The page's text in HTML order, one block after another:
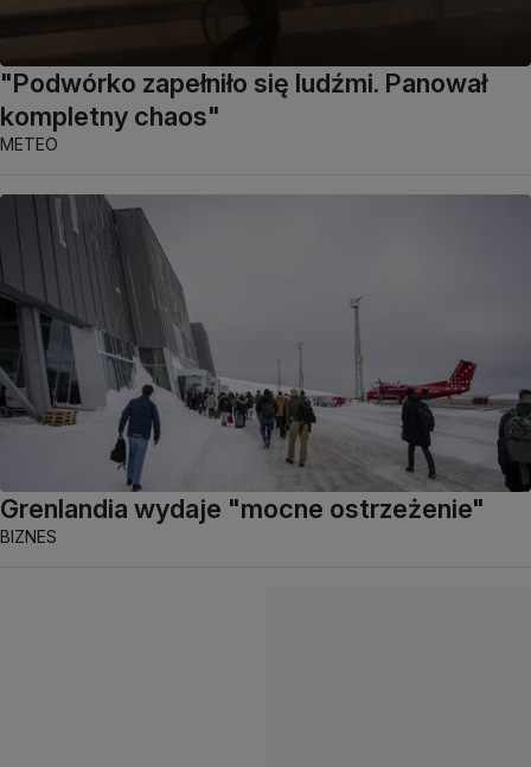
"Podwórko zapełniło się ludźmi. Panował
kompletny chaos"
METEO
Grenlandia wydaje "mocne ostrzeżenie"
BIZNES